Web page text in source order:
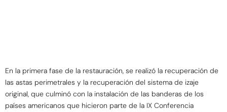
En la primera fase de la restauración, se realizó la recuperación de
las astas perimetrales y la recuperación del sistema de izaje
original, que culminó con la instalación de las banderas de los
países americanos que hicieron parte de la IX Conferencia